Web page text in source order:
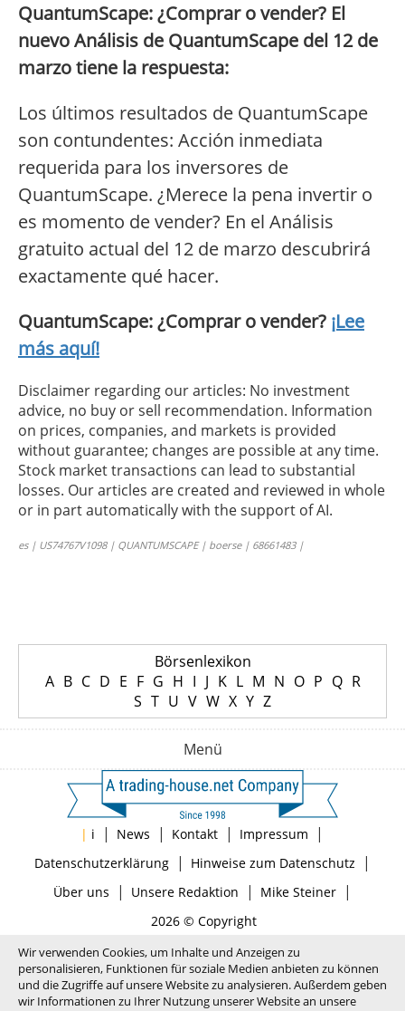
QuantumScape: ¿Comprar o vender? El
nuevo Análisis de QuantumScape del 12 de
marzo tiene la respuesta:
Los últimos resultados de QuantumScape
son contundentes: Acción inmediata
requerida para los inversores de
QuantumScape. ¿Merece la pena invertir o
es momento de vender? En el Análisis
gratuito actual del 12 de marzo descubrirá
exactamente qué hacer.
QuantumScape: ¿Comprar o vender? ¡Lee
más aquí!
Disclaimer regarding our articles: No investment
advice, no buy or sell recommendation. Information
on prices, companies, and markets is provided
without guarantee; changes are possible at any time.
Stock market transactions can lead to substantial
losses. Our articles are created and reviewed in whole
or in part automatically with the support of AI.
es | US74767V1098 | QUANTUMSCAPE | boerse | 68661483 |
Börsenlexikon
A B C D E F G H I J K L M N O P Q R
S T U V W X Y Z
Menü
| i | News | Kontakt | Impressum |
Datenschutzerklärung| Hinweise zum Datenschutz |
Über uns | Unsere Redaktion | Mike Steiner|
2026 © Copyright
Wir verwenden Cookies, um Inhalte und Anzeigen zu
personalisieren, Funktionen für soziale Medien anbieten zu können
und die Zugriffe auf unsere Website zu analysieren. Außerdem geben
wir Informationen zu Ihrer Nutzung unserer Website an unsere